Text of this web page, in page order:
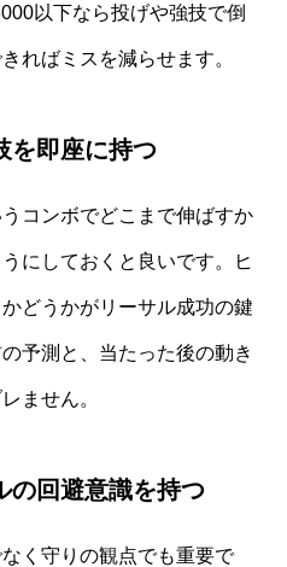
以下なら投げや強技で倒
ればミスを減らせます。
を即座に持つ
コンボでどこまで伸ばすか
にしておくと良いです。ヒ
どうかがリーサル成功の鍵
予測と、当たった後の動き
ません。
の回避意識を持つ
く守りの観点でも重要で